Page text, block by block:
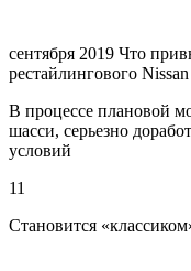
сентября 2019 Что
рестайлингового
В процессе плановой
шасси, серьезно
условий
11
Становится